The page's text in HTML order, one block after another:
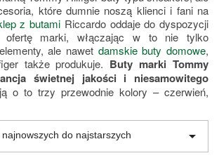
które dumnie noszą klienci i fani na
z butami Riccardo oddaje do dyspozycji
ofertę marki, włączając w to nie tylko
ale nawet damskie buty domowe,
także produkuje. Buty marki Tommy
świetnej jakości i niesamowitego
o to trzy przewodnie kolory – czerwień,
do najstarszych 